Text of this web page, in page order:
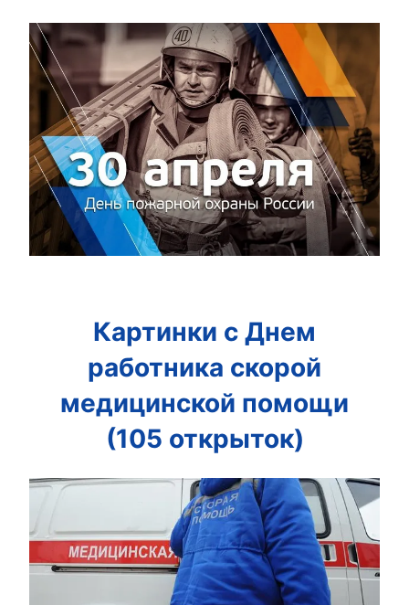
Картинки с Днем
работника скорой
медицинской помощи
(105 открыток)